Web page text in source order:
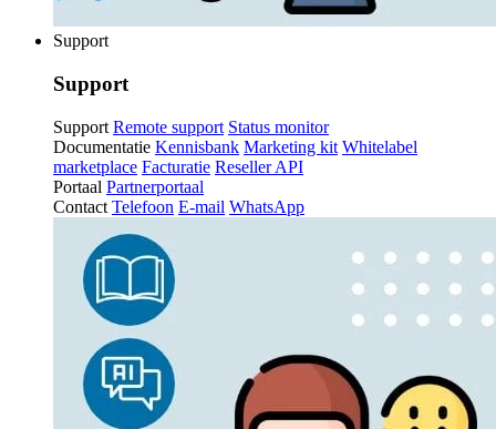
Support
Support
Support Remote support Status monitor
Documentatie Kennisbank Marketing kit Whitelabel
marketplace Facturatie Reseller API
Portaal Partnerportaal
Contact Telefoon E-mail WhatsApp